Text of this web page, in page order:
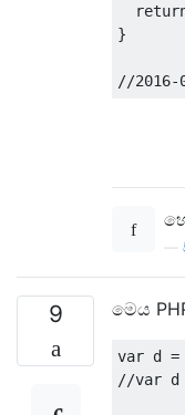
}
//2016-
9 මෙය
var d =
//var d